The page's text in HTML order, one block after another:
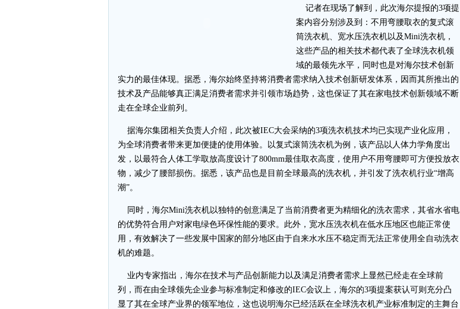
记者在现场了解到，此次海尔提报的3项提
案内容分别涉及到：不用弯腰取衣的复式滚
筒洗衣机、宽水压洗衣机以及Mini洗衣机，
这些产品的相关技术都代表了全球洗衣机领
域的最领先水平，同时也是对海尔技术创新
实力的最佳体现。据悉，海尔始终坚持将消费者需求纳入技术创新研发体系，因而其所推出的
技术及产品能够真正满足消费者需求并引领市场趋势，这也保证了其在家电技术创新领域不断
走在全球企业前列。
据海尔集团相关负责人介绍，此次被IEC大会采纳的3项洗衣机技术均已实现产业化应用，
为全球消费者带来更加便捷的使用体验。以复式滚筒洗衣机为例，该产品以人体力学角度出
发，以最符合人体工学取放高度设计了800mm最佳取衣高度，使用户不用弯腰即可方便投放衣
物，减少了腰部损伤。据悉，该产品也是目前全球最高的洗衣机，并引发了洗衣机行业“增高
潮”。
同时，海尔Mini洗衣机以独特的创意满足了当前消费者更为精细化的洗衣需求，其省水省电
的优势符合用户对家电绿色环保性能的要求。此外，宽水压洗衣机在低水压地区也能正常使
用，有效解决了一些发展中国家的部分地区由于自来水水压不稳定而无法正常使用全自动洗衣
机的难题。
业内专家指出，海尔在技术与产品创新能力以及满足消费者需求上显然已经走在全球前
列，而在由全球领先企业参与标准制定和修改的IEC会议上，海尔的3项提案获认可则充分凸
显了其在全球产业界的领军地位，这也说明海尔已经活跃在全球洗衣机产业标准制定的主舞台